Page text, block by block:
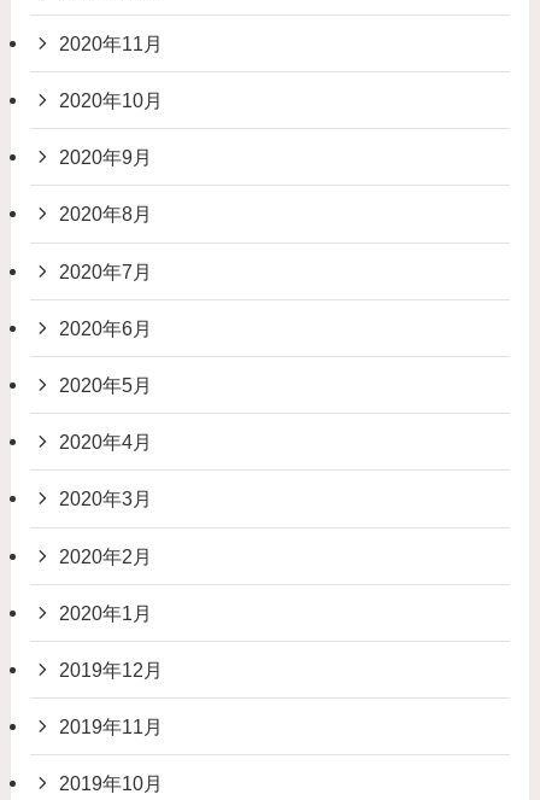
2020年11月
2020年10月
2020年9月
2020年8月
2020年7月
2020年6月
2020年5月
2020年4月
2020年3月
2020年2月
2020年1月
2019年12月
2019年11月
2019年10月